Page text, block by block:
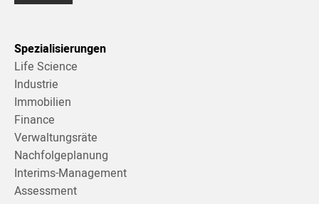
Spezialisierungen
Life Science
Industrie
Immobilien
Finance
Verwaltungsräte
Nachfolgeplanung
Interims-Management
Assessment